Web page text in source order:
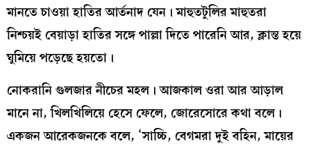
মানতে চাওয়া হাতির আর্তনাদ যেন। মাহুতটুলির মাহুতরা
নিশ্চয়ই বেয়াড়া হাতির সঙ্গে পাল্লা দিতে পারেনি আর, ক্লান্ত হয়ে
ঘুমিয়ে পড়েছে হয়তো।
নোকরানি গুলজার নীচের মহল। আজকাল ওরা আর আড়াল
মানে না, খিলখিলিয়ে হেসে ফেলে, জোরেসোরে কথা বলে।
একজন আরেকজনকে বলে, ‘সাচ্চি, বেগমরা দুই বহিন, মায়ের